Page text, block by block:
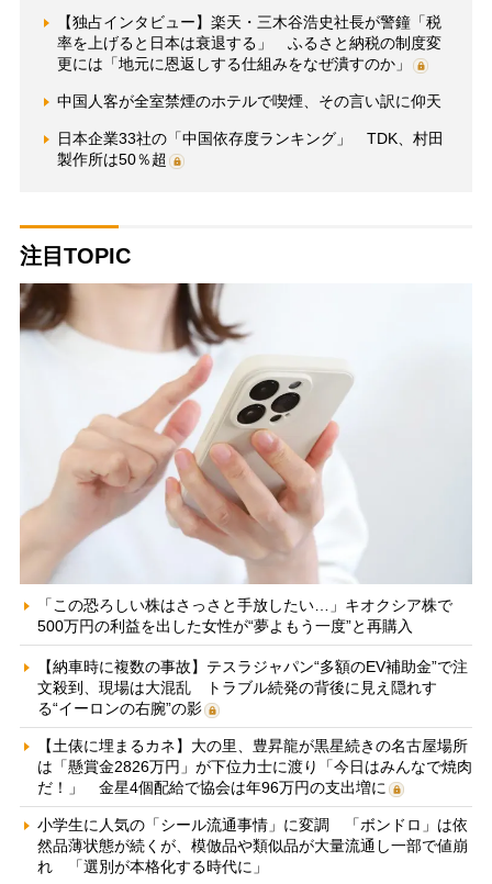
【独占インタビュー】楽天・三木谷浩史社長が警鐘「税
率を上げると日本は衰退する」 ふるさと納税の制度変
更には「地元に恩返しする仕組みをなぜ潰すのか」
中国人客が全室禁煙のホテルで喫煙、その言い訳に仰天
日本企業33社の「中国依存度ランキング」 TDK、村田
製作所は50％超
注目TOPIC
「この恐ろしい株はさっさと手放したい…」キオクシア株で
500万円の利益を出した女性が“夢よもう一度”と再購入
【納車時に複数の事故】テスラジャパン“多額のEV補助金”で注
文殺到、現場は大混乱 トラブル続発の背後に見え隠れす
る“イーロンの右腕”の影
【土俵に埋まるカネ】大の里、豊昇龍が黒星続きの名古屋場所
は「懸賞金2826万円」が下位力士に渡り「今日はみんなで焼肉
だ！」 金星4個配給で協会は年96万円の支出増に
小学生に人気の「シール流通事情」に変調 「ボンドロ」は依
然品薄状態が続くが、模倣品や類似品が大量流通し一部で値崩
れ 「選別が本格化する時代に」